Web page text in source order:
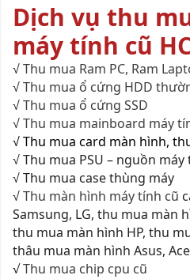
Dịch vụ thu
máy tính cũ
√Thu mua Ram PC, Ram
√Thu mua ổ cứng HDD
√Thu mua ổ cứng SSD
√Thu mua mainboard máy
√ Thu mua card màn hình,
√ Thu mua PSU – nguồn máy
√ Thu mua case thùng máy
√Thu màn hình máy tính cũ
Samsung, LG, thu mua màn
thu mua màn hình HP, thu
thâu mua màn hình Asus,
√Thu mua chip cpu cũ